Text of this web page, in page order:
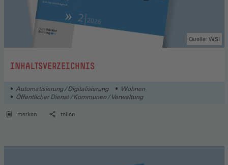
:INHALTSVERZEICHNIS
Quelle: WSI
Automatisierung / Digitalisierung
Wohnen
Öffentlicher Dienst / Kommunen / Verwaltung
merken teilen